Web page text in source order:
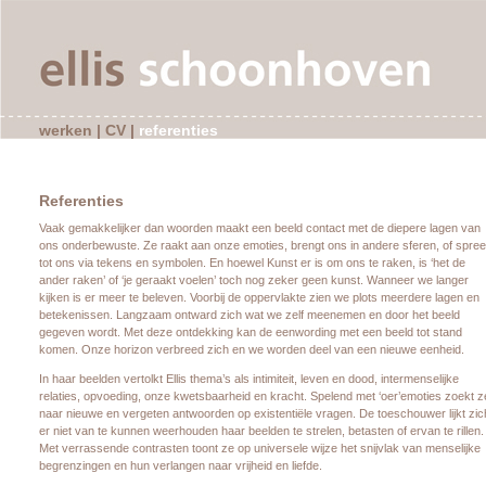
werken | CV | referenties
Referenties
Vaak gemakkelijker dan woorden maakt een beeld contact met de diepere lagen van
ons onderbewuste. Ze raakt aan onze emoties, brengt ons in andere sferen, of
tot ons via tekens en symbolen. En hoewel Kunst er is om ons te raken, is ‘het de
ander raken’ of ‘je geraakt voelen’ toch nog zeker geen kunst. Wanneer we langer
kijken is er meer te beleven. Voorbij de oppervlakte zien we plots meerdere lagen en
betekenissen. Langzaam ontward zich wat we zelf meenemen en door het beeld
gegeven wordt. Met deze ontdekking kan de eenwording met een beeld tot stand
komen. Onze horizon verbreed zich en we worden deel van een nieuwe eenheid.
In haar beelden vertolkt Ellis thema’s als intimiteit, leven en dood, intermenselijke
relaties, opvoeding, onze kwetsbaarheid en kracht. Spelend met ‘oer’emoties zoekt
naar nieuwe en vergeten antwoorden op existentiële vragen. De toeschouwer lijkt
er niet van te kunnen weerhouden haar beelden te strelen, betasten of ervan te rillen.
Met verrassende contrasten toont ze op universele wijze het snijvlak van menselijke
begrenzingen en hun verlangen naar vrijheid en liefde.